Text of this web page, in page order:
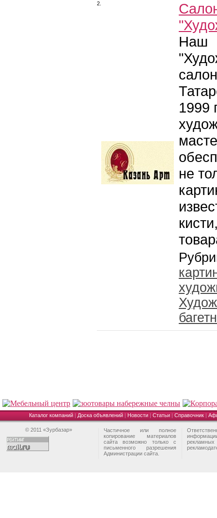
2.
Наш
1999
не
Каталог компаний | Доска объявлений | Новости | Статьи | Справочник |
© 2011 «Зурбазар»
Частичное или полное
копирование материалов
сайта возможно только с
письменного разрешения
Администрации сайта.